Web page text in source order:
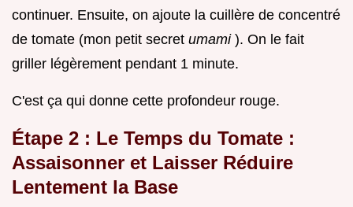
continuer. Ensuite, on ajoute la cuillère de concentré
de tomate (mon petit secret umami ). On le fait
griller légèrement pendant 1 minute.
C'est ça qui donne cette profondeur rouge.
Étape 2 : Le Temps du Tomate :
Assaisonner et Laisser Réduire
Lentement la Base